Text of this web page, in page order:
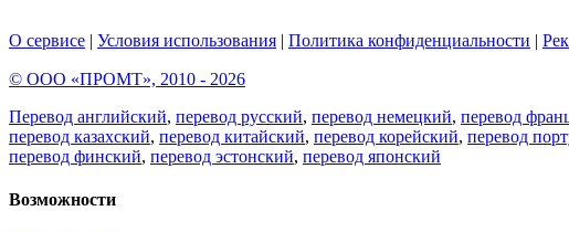
О сервисе | Условия использования | Политика конфиденциальности |
© ООО «ПРОМТ», 2010 - 2026
Перевод английский, перевод русский, перевод немецкий, перевод
перевод казахский, перевод китайский, перевод корейский, перевод
перевод финский, перевод эстонский, перевод японский
Возможности